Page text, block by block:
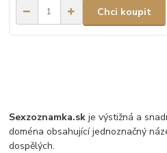
Chci koupit
Sexzoznamka.sk je výstižná a
doména obsahující jednoznačný
dospělých.